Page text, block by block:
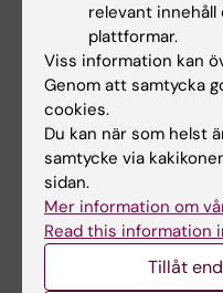
slutrapporteras.
utbildningsinslag
studerande inte
nästa gång kursen
Student som ej är
ytterligare fem
studenten
tentamina/prov ges
relevant
plattformar.
Viss information kan
Genom att samtycka
cookies.
Du kan när som helst
samtycke via
sidan.
Mer information om
Read this information
Tillåt